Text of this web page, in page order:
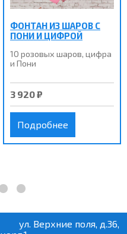
ФОНТАН ИЗ ШАРОВ С
ПОНИ И ЦИФРОЙ
10 розовых шаров, цифра
и Пони
3 920 ₽
Подробнее
ул. Верхние поля, д.36,